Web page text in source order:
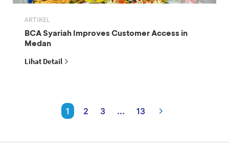
ARTIKEL
BCA Syariah Improves Customer Access in
Medan
Lihat Detail
1 2 3 ... 13